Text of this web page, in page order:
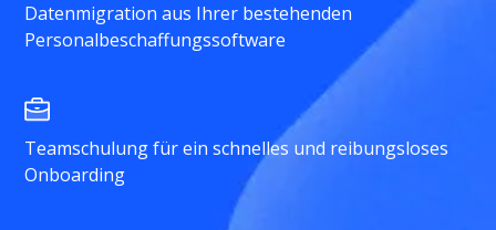
Datenmigration aus Ihrer bestehenden
Personalbeschaffungssoftware
Teamschulung für ein schnelles und reibungsloses
Onboarding